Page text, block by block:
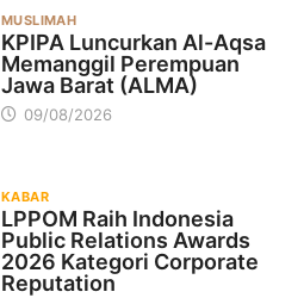
MUSLIMAH
KPIPA Luncurkan Al-Aqsa
Memanggil Perempuan
Jawa Barat (ALMA)
09/08/2026
KABAR
LPPOM Raih Indonesia
Public Relations Awards
2026 Kategori Corporate
Reputation